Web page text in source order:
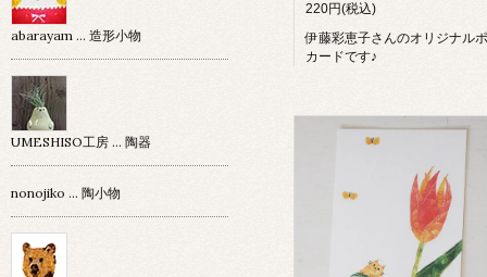
220円(税込)
伊藤彩恵子さんのオリジナル
カードです♪
abarayam … 造形小物
UMESHISO工房 … 陶器
nonojiko ... 陶小物